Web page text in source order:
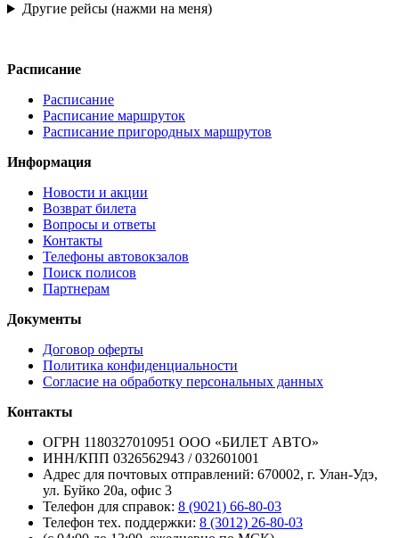
Другие рейсы (нажми на меня)
Расписание
Расписание
Расписание маршруток
Расписание пригородных маршрутов
Информация
Новости и акции
Возврат билета
Вопросы и ответы
Контакты
Телефоны автовокзалов
Поиск полисов
Партнерам
Документы
Договор оферты
Политика конфиденциальности
Согласие на обработку персональных данных
Контакты
ОГРН 1180327010951 ООО «БИЛЕТ АВТО»
ИНН/КПП 0326562943 / 032601001
Адрес для почтовых отправлений: 670002, г. Улан-Удэ,
ул. Буйко 20а, офис 3
Телефон для справок: 8 (9021) 66-80-03
Телефон тех. поддержки: 8 (3012) 26-80-03